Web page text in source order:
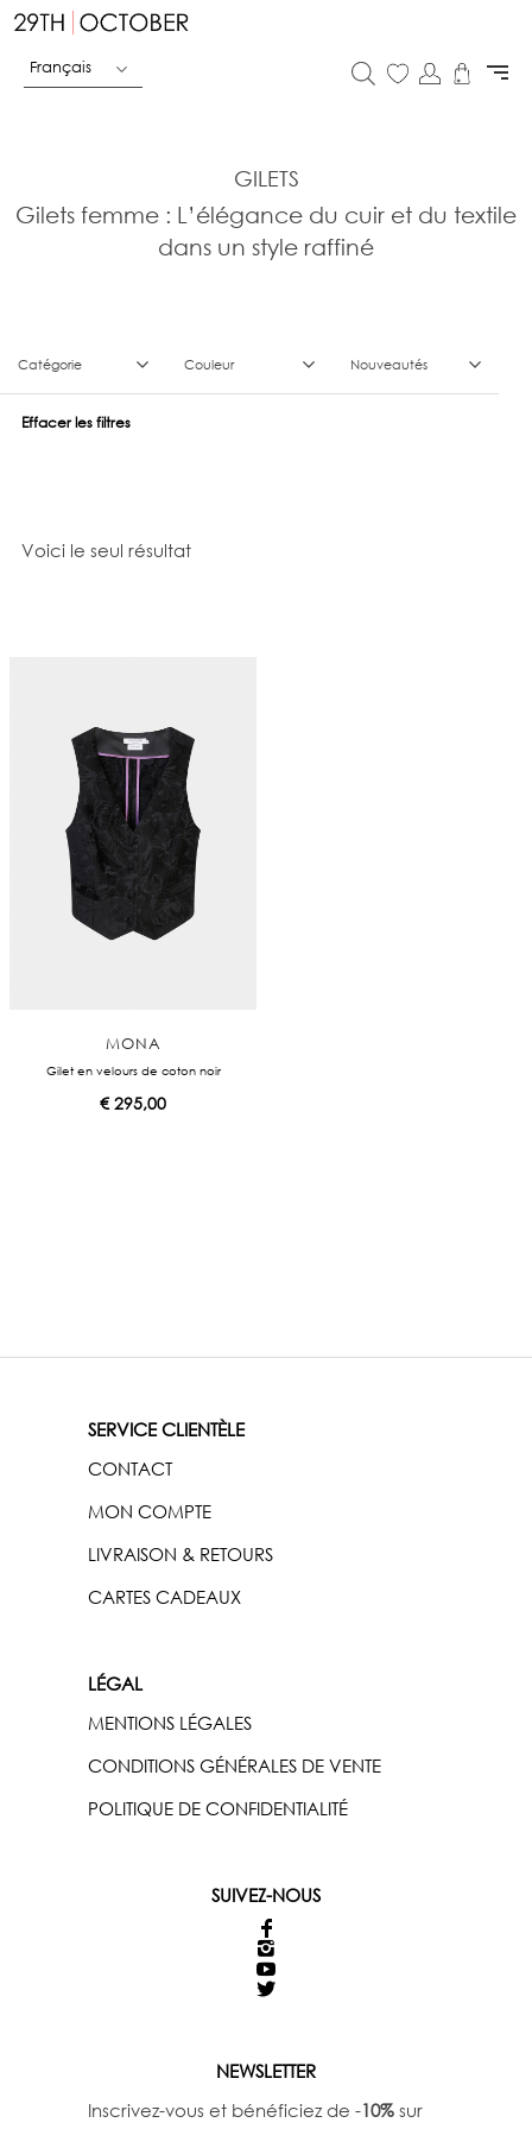
Français
GILETS
Gilets femme : L’élégance du cuir et du textile
dans un style raffiné
Catégorie Couleur Nouveautés
Effacer les filtres
Voici le seul résultat
MONA
Gilet en velours de coton noir
€295,00
SERVICE CLIENTÈLE
CONTACT
MON COMPTE
LIVRAISON & RETOURS
CARTES CADEAUX
LÉGAL
MENTIONS LÉGALES
CONDITIONS GÉNÉRALES DE VENTE
POLITIQUE DE CONFIDENTIALITÉ
SUIVEZ-NOUS
NEWSLETTER
Inscrivez-vous et bénéficiez de -10% sur